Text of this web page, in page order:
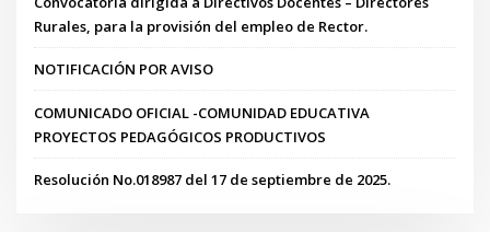
Rurales, para la provisión del empleo de Rector.
NOTIFICACIÓN POR AVISO
COMUNICADO OFICIAL -COMUNIDAD EDUCATIVA
PROYECTOS PEDAGÓGICOS PRODUCTIVOS
Resolución No.018987 del 17 de septiembre de 2025.